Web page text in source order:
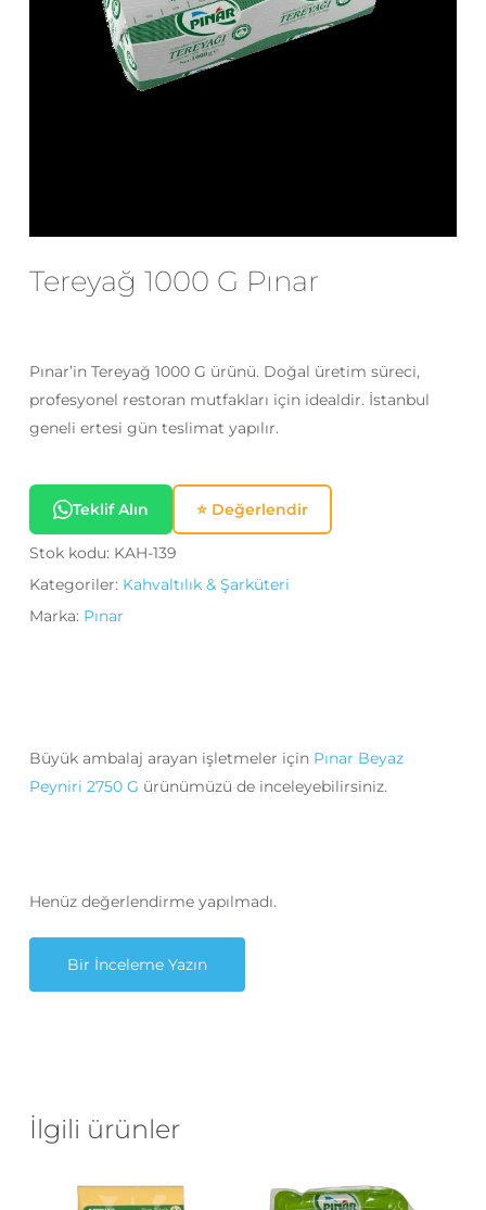
Tereyağ 1000 G Pınar
Pınar’in Tereyağ 1000 G ürünü. Doğal üretim süreci,
profesyonel restoran mutfakları için idealdir. İstanbul
geneli ertesi gün teslimat yapılır.
Teklif Alın ⭐ Değerlendir
Stok kodu: KAH-139
Kategoriler: Kahvaltılık & Şarküteri
Marka: Pınar
Büyük ambalaj arayan işletmeler için Pınar Beyaz
Peyniri 2750 G ürünümüzü de inceleyebilirsiniz.
Henüz değerlendirme yapılmadı.
Bir İnceleme Yazın
İlgili ürünler
E-posta*